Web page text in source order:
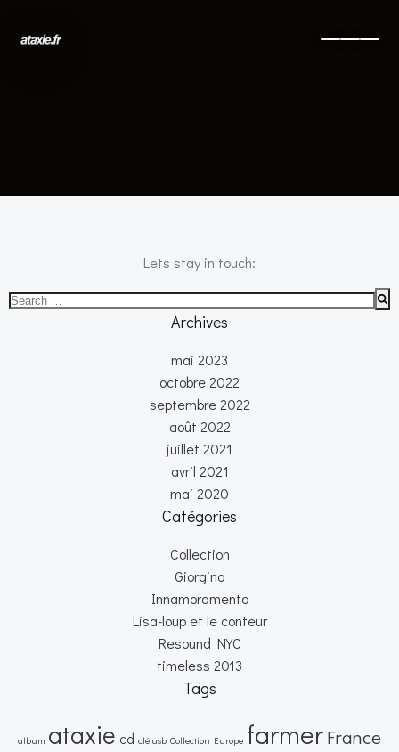
Lets stay in touch:
Search
Archives
mai 2023
octobre 2022
septembre 2022
août 2022
juillet 2021
avril 2021
mai 2020
Catégories
Collection
Giorgino
Innamoramento
Lisa-loup et le conteur
Resound NYC
timeless 2013
Tags
album ataxie cd clé usb Collection Europe farmerFrance